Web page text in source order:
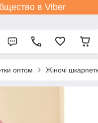
в Viber
оптом Жіночі